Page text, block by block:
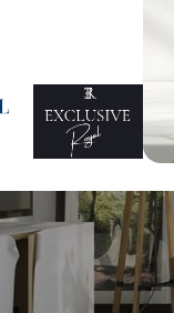
KOKUSU
Ürünler 101
olarak etiketlendi